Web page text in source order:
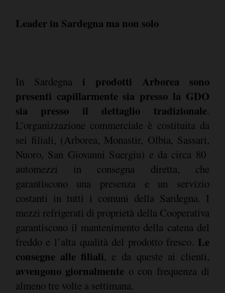
Leader in Sardegna ma non solo
In Sardegna i prodotti Arborea sono
presenti capillarmente sia presso la GDO
sia presso il dettaglio tradizionale.
L’organizzazione commerciale è costituita da
sei filiali, (Arborea, Monastir, Olbia, Sassari,
Nuoro, San Giovanni Suergiu) e da circa 80
automezzi in consegna diretta, che
garantiscono una presenza e un servizio
costanti in tutti i comuni della Sardegna. I
mezzi refrigerati di proprietà della Cooperativa
garantiscono il mantenimento della catena del
freddo e l’alta qualità del prodotto fresco. Le
consegne alle filiali, e da queste ai clienti,
avvengono giornalmente o con frequenza di
almeno tre volte a settimana.